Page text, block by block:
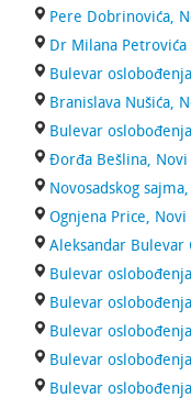
Pere Dobrinovića,
Dr Milana Petrovića
Bulevar
Branislava Nušića,
Bulevar
Đorđa Bešlina, Novi
Novosadskog
Ognjena Price, Novi
Aleksandar Bulevar
Bulevar
Bulevar
Bulevar
Bulevar
Bulevar